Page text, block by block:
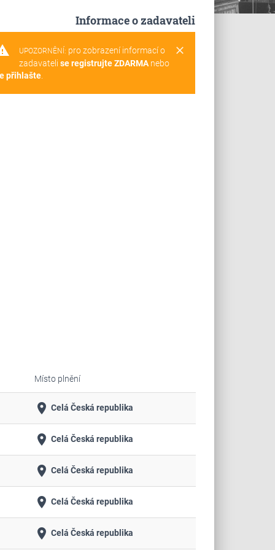
Informace o zadavateli
clear
UPOZORNĚNÍ: pro zobrazení informací o
zadavateli se registrujte ZDARMAnebo
přihlašte.
Místo plnění
place Celá Česká republika
place Celá Česká republika
place Celá Česká republika
place Celá Česká republika
place Celá Česká republika